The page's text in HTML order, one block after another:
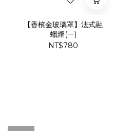
【香檳金玻璃罩】法式融
蠟燈(一)
NT$780